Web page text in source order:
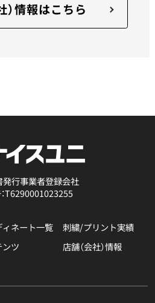
）情報はこちら
発行事業者登録会社
T6290001023255
ィネート一覧
刺繍/プリント実績
ンツ
店舗（会社）情報